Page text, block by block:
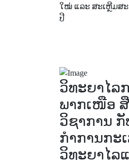
ໃໝ່ ແລະ ສະເຫຼີມສ
ປີ
ວິທະຍາໄລ
ພາກເໜືອ
ວິຊາການ
ກໍາການກະ
ວິທະຍາໄລ